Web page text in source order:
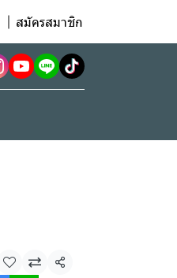
สมัครสมาชิก
แชร์